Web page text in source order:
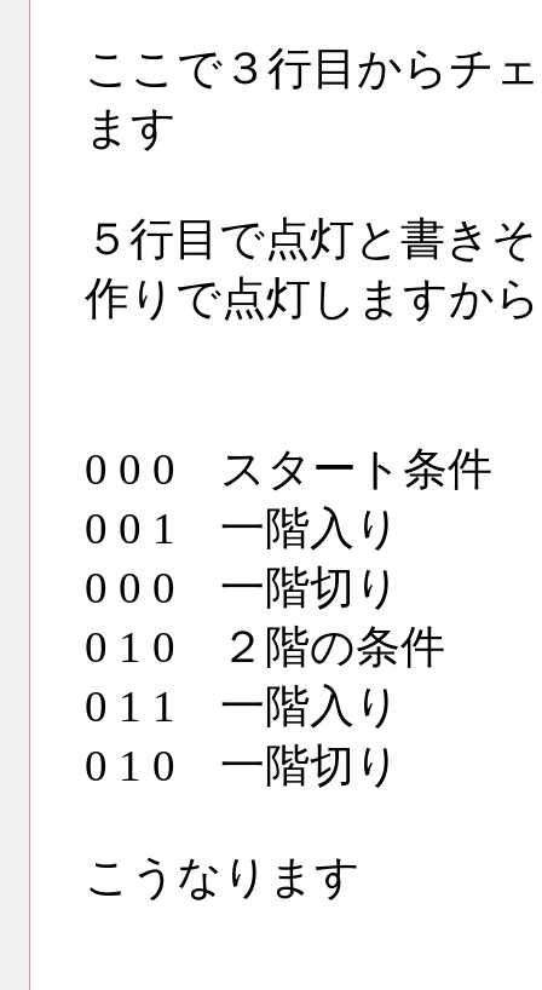
ここで３行目からチ
ます
５行目で点灯と書き
作りで点灯しますから
0 0 0 スタート条
0 0 1 一階入り
0 0 0 一階切り
0 1 0 ２階の条
0 1 1 一階入り
0 1 0 一階切り
こうなります